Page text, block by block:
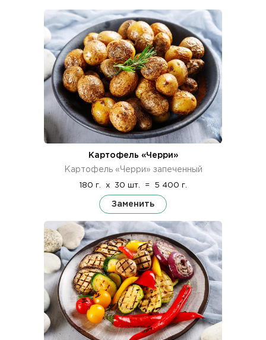
Картофель «Черри»
Картофель «Черри» запеченный
180 г. x 30 шт. = 5 400 г.
Заменить